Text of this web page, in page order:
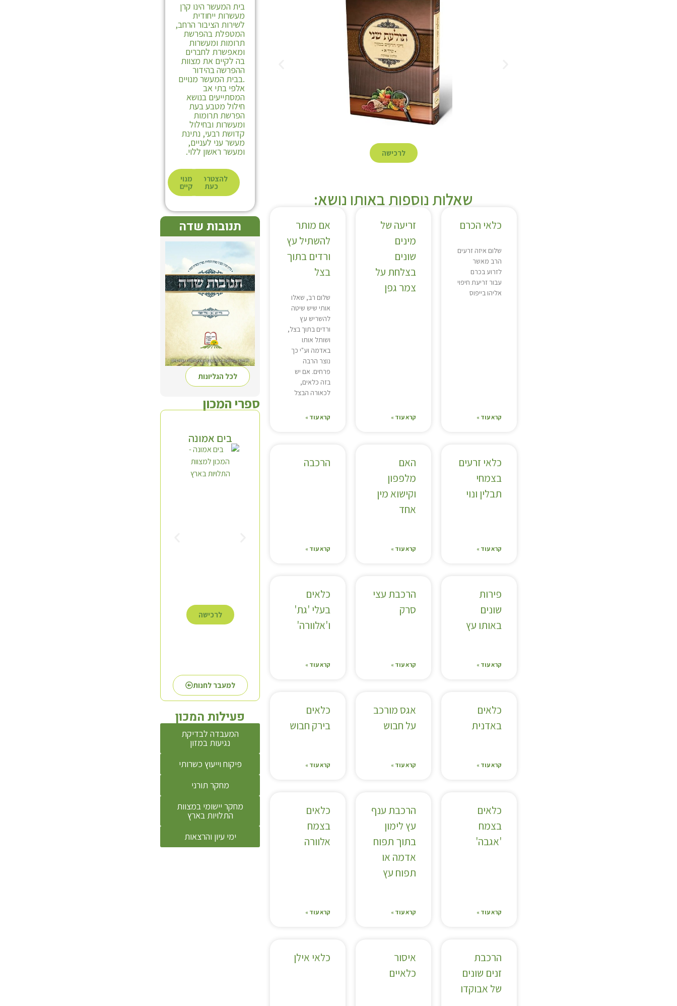
לרכישה
שאלות נוספות באותו נושא:
כלאי הכרם
שלום איזה זרעים
הרב מאשר
לזרוע בכרם
עבור זריעת חיפוי
אליהו בייפוס
קרא עוד »
זריעה של
מינים
שונים
בצלחת על
צמר גפן
קרא עוד »
אם מותר
להשתיל עץ
ורדים בתוך
בצל
שלום רב, שאלו
אותי שיש שיטה
להשריש עץ
ורדים בתוך בצל,
ושותל אותו
באדמה וע"י כך
נוצר הרבה
פרחים. אם יש
בזה כלאים,
לכאורה הבצל
קרא עוד »
כלאי זרעים
בצמחי
תבלין ונוי
קרא עוד »
האם
מלפפון
וקישוא מין
אחד
קרא עוד »
הרכבה
קרא עוד »
פירות
שונים
באותו עץ
קרא עוד »
הרכבת עצי
סרק
קרא עוד »
כלאים
בעלי 'גת'
ו'אלוורה'
קרא עוד »
כלאים
באדנית
קרא עוד »
אגס מורכב
על חבוש
קרא עוד »
כלאים
בירק חבוש
קרא עוד »
כלאים
בצמח
'אגבה'
קרא עוד »
הרכבת ענף
עץ לימון
בתוך תפוח
אדמה או
תפוח עץ
קרא עוד »
כלאים
בצמח
אלוורה
קרא עוד »
הרכבת
זנים שונים
של אבוקדו
איסור
כלאיים
כלאי אילן
בית המעשר הינו קרן
מעשרות ייחודית
לשירות הציבור הרחב,
המטפלת בהפרשת
תרומות ומעשרות
ומאפשרת לחברים
בה לקיים את מצוות
ההפרשה בהידור
.בבית המעשר מנויים
אלפי בתי אב
המסתייעים בנושא
חילול מטבע בעת
הפרשת תרומות
ומעשרות ובחילול
קדושת רבעי, נתינת
מעשר עני לעניים,
ומעשר ראשון ללוי.
להצטרפות
כעת
מנוי
קיים
תנובות שדה
לכל הגליונות
ספרי המכון
בים אמונה
לרכישה
למעבר לחנות
פעילות המכון
המעבדה לבדיקת
נגיעות במזון
פיקוח וייעוץ כשרותי
מחקר תורני
מחקר יישומי במצוות
התלויות בארץ
ימי עיון והרצאות